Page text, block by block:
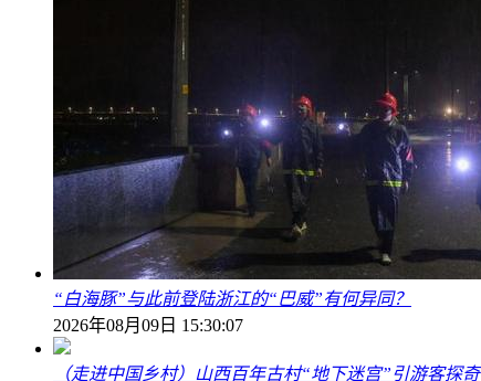
“白海豚”与此前登陆浙江的“巴威”有何异同？
2026年08月09日 15:30:07
（走进中国乡村）山西百年古村“地下迷宫”引游客探奇